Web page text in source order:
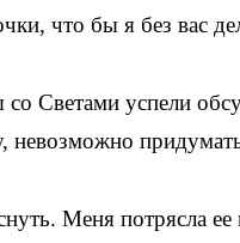
что бы я без вас
Светами успели
невозможно
Меня потрясла